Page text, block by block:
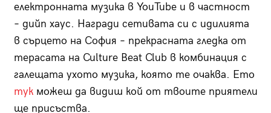
електронната музика в YouTube и в частност
– дийп хаус. Награди сетивата си с идилията
в сърцето на София – прекрасната гледка от
терасата на Culture Beat Club в комбинация с
галещата ухото музика, която те очаква. Ето
тукможеш да видиш кой от твоите приятели
ще присъства.